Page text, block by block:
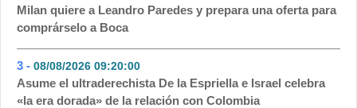
Milan quiere a Leandro Paredes y prepara una oferta para
comprárselo a Boca
3 - 08/08/2026 09:20:00
Asume el ultraderechista De la Espriella e Israel celebra
«la era dorada» de la relación con Colombia